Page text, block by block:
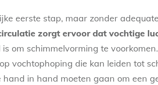
eerste stap, maar zonder
zorgt ervoor dat vochtige
om schimmelvorming te
vochtophoping die kan leiden tot
in hand moeten gaan om een